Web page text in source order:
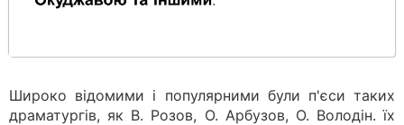
Широко відомими і популярними були п'єси таких
драматургів, як В. Розов, О. Арбузов, О. Володін. їх